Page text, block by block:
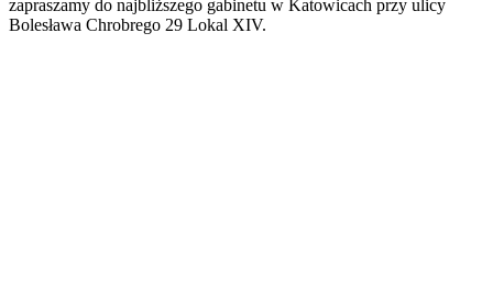
zapraszamy do najbliższego gabinetu w Katowicach przy ulicy
Bolesława Chrobrego 29 Lokal XIV.